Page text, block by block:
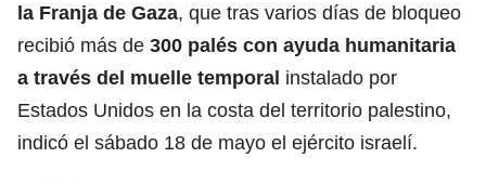
la Franja de Gaza, que tras varios días de bloqueo
recibió más de 300 palés con ayuda humanitaria
a través del muelle temporal instalado por
Estados Unidos en la costa del territorio palestino,
indicó el sábado 18 de mayo el ejército israelí.